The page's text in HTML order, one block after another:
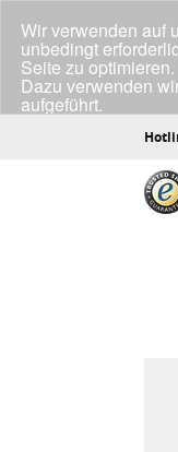
Wir verwenden auf
unbedingt
Seite zu optimieren.
Dazu verwenden
aufgeführt.
Klicke unten auf